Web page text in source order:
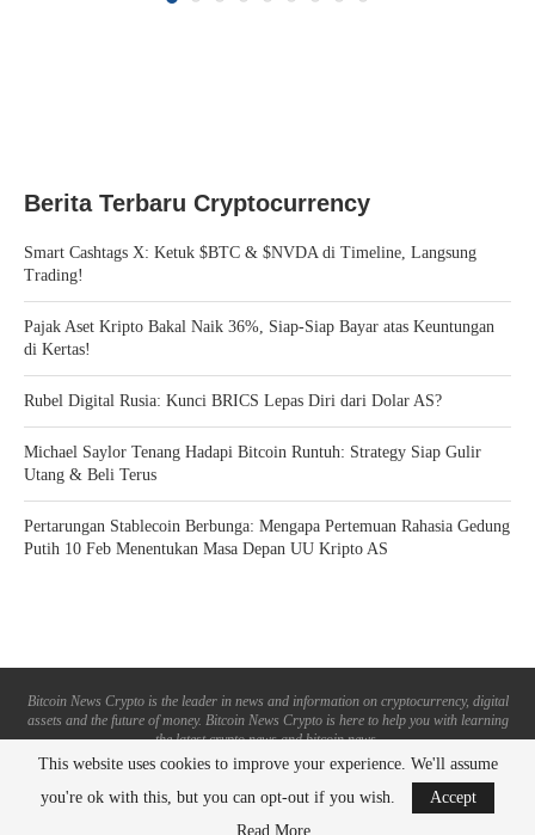
Berita Terbaru Cryptocurrency
Smart Cashtags X: Ketuk $BTC & $NVDA di Timeline, Langsung
Trading!
Pajak Aset Kripto Bakal Naik 36%, Siap-Siap Bayar atas Keuntungan
di Kertas!
Rubel Digital Rusia: Kunci BRICS Lepas Diri dari Dolar AS?
Michael Saylor Tenang Hadapi Bitcoin Runtuh: Strategy Siap Gulir
Utang & Beli Terus
Pertarungan Stablecoin Berbunga: Mengapa Pertemuan Rahasia Gedung
Putih 10 Feb Menentukan Masa Depan UU Kripto AS
Bitcoin News Crypto is the leader in news and information on cryptocurrency, digital
assets and the future of money. Bitcoin News Crypto is here to help you with learning
the latest crypto news and bitcoin news.
BACK TO TOP
This website uses cookies to improve your experience. We'll assume
you're ok with this, but you can opt-out if you wish.
Accept
Read More